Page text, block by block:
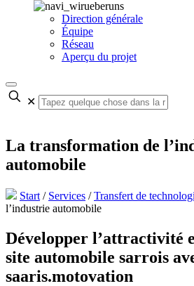
Direction générale
Équipe
Réseau
Aperçu du projet
✕
La transformation de
automobile
Start / Services /Transfert de
l’industrie automobile
Développer l’attractivité
site automobile sarrois
saaris.motovation